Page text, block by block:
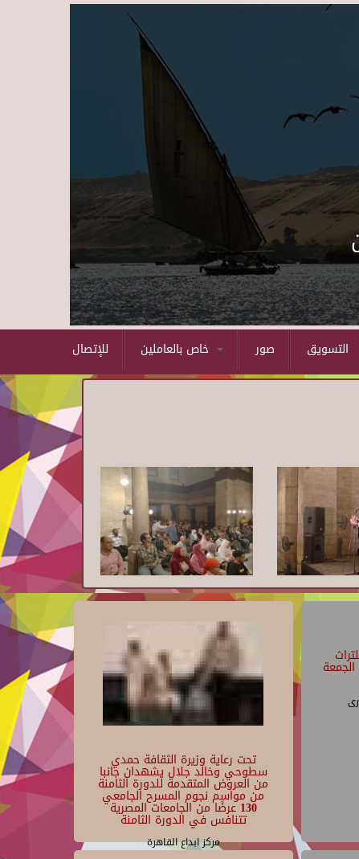
Skip to main content
للإتصال صور التسويق
تحت رعاية وزيرة الثقافة حمدي
سطوحي وخالد جلال يشهدان جانبا
من العروض المتقدمة للدورة الثامنة
من مواسم نجوم المسرح الجامعي
130 عرضًا من الجامعات المصرية
تتنافس في الدورة الثامنة
مركز ابداع القاهرة